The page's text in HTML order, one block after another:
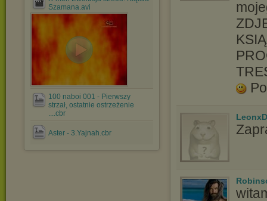
Szamana.avi
100 naboi 001 - Pierwszy
strzał, ostatnie ostrzeżenie
....cbr
Aster - 3.Yajnah.cbr